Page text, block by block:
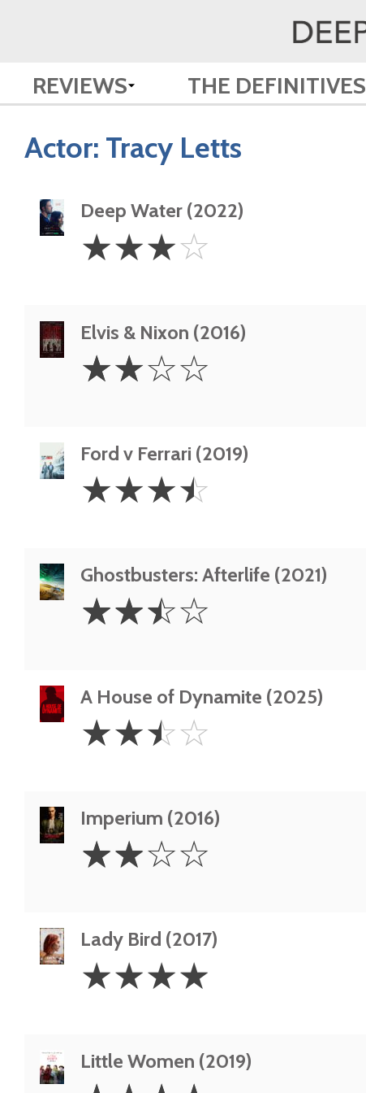
REVIEWS THE DEFINITIVES
Actor: Tracy Letts
Deep Water (2022)
Stars
☆☆☆☆
Elvis & Nixon (2016)
Stars
☆☆☆☆
Ford v Ferrari (2019)
3.5
Stars
☆☆☆☆
Ghostbusters: Afterlife (2021)
2.5
Stars
☆☆☆☆
A House of Dynamite (2025)
2.5
Stars
☆☆☆☆
Imperium (2016)
Stars
☆☆☆☆
Lady Bird (2017)
Stars
☆☆☆☆
Little Women (2019)